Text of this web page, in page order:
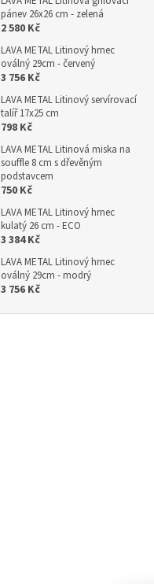
pánev 26x26 cm - zelená
2 580 Kč
LAVA METAL Litinový hrnec
oválný 29cm - červený
3 756 Kč
LAVA METAL Litinový servírovací
talíř 17x25 cm
798 Kč
LAVA METAL Litinová miska na
souffle 8 cm s dřevěným
podstavcem
750 Kč
LAVA METAL Litinový hrnec
kulatý 26 cm - ECO
3 384 Kč
LAVA METAL Litinový hrnec
oválný 29cm - modrý
3 756 Kč